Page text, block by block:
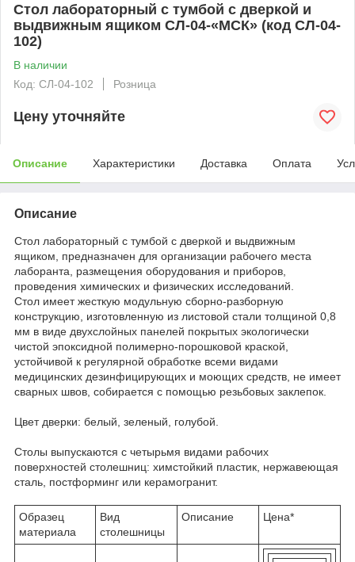
Стол лабораторный с тумбой с дверкой и
выдвижным ящиком СЛ-04-«МСК» (код СЛ-04-
102)
В наличии
Код: СЛ-04-102
Розница
Цену уточняйте
Описание Характеристики Доставка Оплата
Описание
Стол лабораторный с тумбой с дверкой и выдвижным
ящиком
предназначен для организации рабочего места
лаборанта, размещения оборудования и приборов,
проведения химических и физических исследований.
Стол имеет жесткую модульную сборно-разборную
конструкцию, изготовленную из листовой стали толщиной 0,8
мм в виде двухслойных панелей покрытых экологически
чистой эпоксидной полимерно-порошковой краской,
устойчивой к регулярной обработке всеми видами
медицинских дезинфицирующих и моющих средств, не имеет
сварных швов, собирается с помощью резьбовых заклепок.
Цвет дверки: белый, зеленый, голубой.
Столы выпускаются с четырьмя видами рабочих
поверхностей столешниц: химстойкий пластик, нержавеющая
сталь, постформинг или керамогранит.
Образец
материала
Вид
столешницы
Описание Цена*